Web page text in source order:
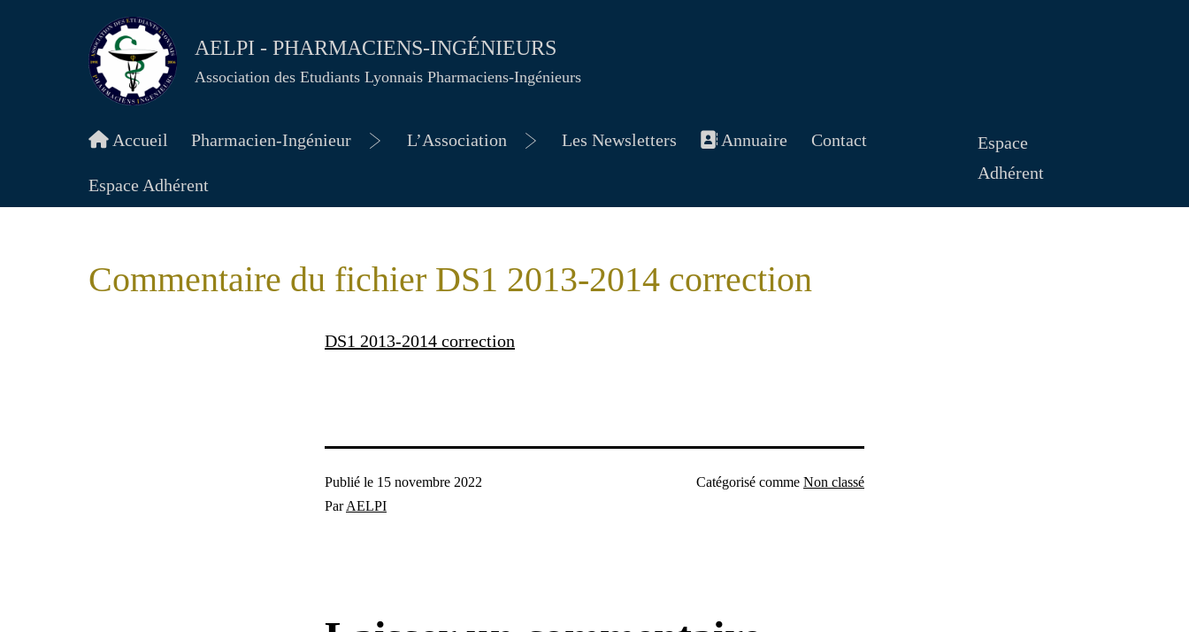
AELPI - PHARMACIENS-INGÉNIEURS
Association des Etudiants Lyonnais Pharmaciens-Ingénieurs
Accueil Pharmacien-Ingénieur
Ouvrir
menu
L’Association
Ouvrir
menu
Les Newsletters Annuaire Contact
Espace Adhérent
Espace
Adhérent
Commentaire du fichier DS1 2013-2014 correction
DS1 2013-2014 correction
Publié le 15 novembre 2022
ParAELPI
Catégorisé comme Non classé